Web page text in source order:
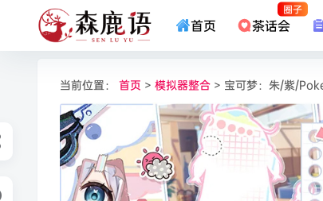
首页 茶话会
圈子
当前位置： 首页 > 模拟器整合 > 宝可梦：朱/紫/